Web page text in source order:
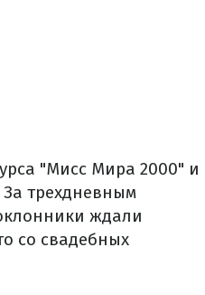
"Мисс Мира 2000" и
трехдневным
ждали
со свадебных